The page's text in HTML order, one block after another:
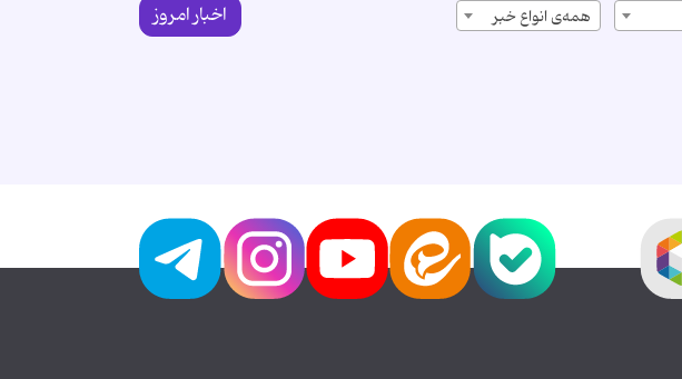
همه‌ی انواع خبر اخبار امروز